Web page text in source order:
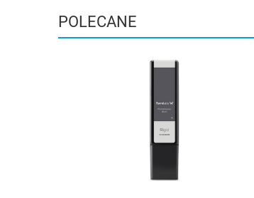
POLECANE